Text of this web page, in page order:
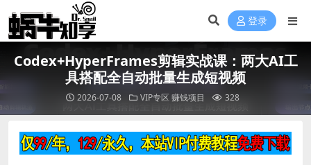
登录
Codex+HyperFrames剪辑实战课：两大AI工
具搭配全自动批量生成短视频
2026-07-08 VIP专区 赚钱项目 328